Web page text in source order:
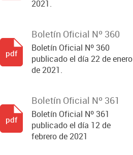
2021.
Boletín Oficial Nº 360
Boletín Oficial Nº 360
publicado el día 22 de enero
de 2021.
pdf
Boletín Oficial Nº 361
Boletín Oficial Nº 361
publicado el día 12 de
febrero de 2021
pdf